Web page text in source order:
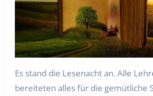
Es stand die Lesenacht an. Alle
bereiteten alles für die gemütliche